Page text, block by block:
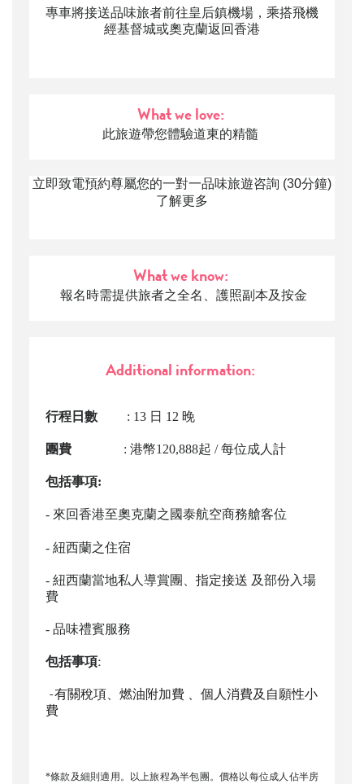
專車將接送品味旅者前往皇后鎮機場，乘搭飛機
經基督城或奧克蘭返回香港
What we love:
此旅遊帶您體驗道東的精髓
立即致電預約尊屬您的一對一品味旅遊咨詢 (30分鐘)
了解更多
What we know:
報名時需提供旅者之全名、護照副本及按金
Additional information:
行程日數: 13 日 12 晚
團費: 港幣120,888起 / 每位成人計
包括事項:
- 來回香港至奧克蘭之國泰航空商務艙客位
- 紐西蘭之住宿
- 紐西蘭當地私人導賞團、 指定接送 及部份入場
費
- 品味禮賓服務
包括事項:
-有關稅項、燃油附加費 、個人消費及自願性小
費
*條款及細則適用。 以上旅程為半包團。價格以每位成人佔半房